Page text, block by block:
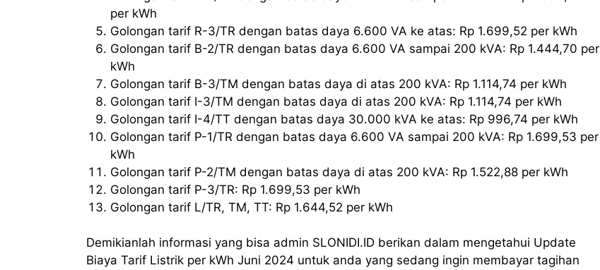
per kWh
Golongan tarif R-3/TR dengan batas daya 6.600 VA ke atas: Rp 1.699,52 per kWh
Golongan tarif B-2/TR dengan batas daya 6.600 VA sampai 200 kVA: Rp 1.444,70 per
kWh
Golongan tarif B-3/TM dengan batas daya di atas 200 kVA: Rp 1.114,74 per kWh
Golongan tarif I-3/TM dengan batas daya di atas 200 kVA: Rp 1.114,74 per kWh
Golongan tarif I-4/TT dengan batas daya 30.000 kVA ke atas: Rp 996,74 per kWh
Golongan tarif P-1/TR dengan batas daya 6.600 VA sampai 200 kVA: Rp 1.699,53 per
kWh
Golongan tarif P-2/TM dengan batas daya di atas 200 kVA: Rp 1.522,88 per kWh
Golongan tarif P-3/TR: Rp 1.699,53 per kWh
Golongan tarif L/TR, TM, TT: Rp 1.644,52 per kWh
Demikianlah informasi yang bisa admin SLONIDI.ID berikan dalam mengetahui Update
Biaya Tarif Listrik per kWh Juni 2024 untuk anda yang sedang ingin membayar tagihan